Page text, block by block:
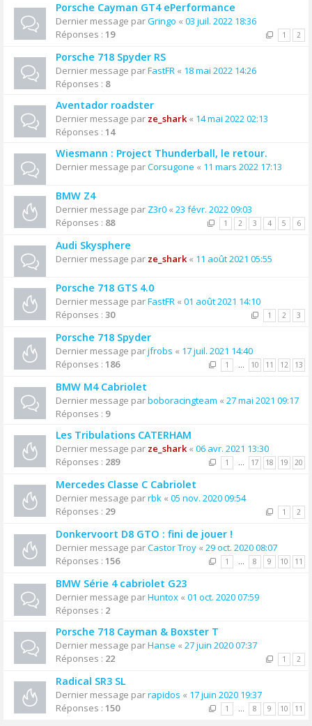
Porsche Cayman GT4 ePerformance
Dernier message parGringo « 03 juil. 2022 18:36
Réponses : 19 1 2
Porsche 718 Spyder RS
Dernier message parFastFR « 18 mai 2022 14:26
Réponses : 8
Aventador roadster
Dernier message par ze_shark« 14 mai 2022 02:13
Réponses : 14
Wiesmann : Project Thunderball, le retour.
Dernier message parCorsugone « 11 mars 2022 17:13
BMW Z4
Dernier message par Z3r0 « 23 févr. 2022 09:03
Réponses : 88 1 2 3 4 5 6
Audi Skysphere
Dernier message par ze_shark« 11 août 2021 05:55
Porsche 718 GTS 4.0
Dernier message parFastFR « 01 août 2021 14:10
Réponses : 30 1 2 3
Porsche 718 Spyder
Dernier message parjfrobs « 17 juil. 2021 14:40
Réponses : 186 1 … 10 11 12 13
BMW M4 Cabriolet
Dernier message parboboracingteam « 27 mai 2021 09:17
Réponses : 9
Les Tribulations CATERHAM
Dernier message par ze_shark« 06 avr. 2021 13:30
Réponses : 289 1 … 17 18 19 20
Mercedes Classe C Cabriolet
Dernier message parrbk « 05 nov. 2020 09:54
Réponses : 29 1 2
Donkervoort D8 GTO : fini de jouer !
Dernier message parCastor Troy « 29 oct. 2020 08:07
Réponses : 156 1 … 8 9 10 11
BMW Série 4 cabriolet G23
Dernier message parHuntox « 01 oct. 2020 07:59
Réponses : 2
Porsche 718 Cayman & Boxster T
Dernier message parHanse « 27 juin 2020 07:37
Réponses : 22 1 2
Radical SR3 SL
Dernier message parrapidos « 17 juin 2020 19:37
Réponses : 150 1 … 8 9 10 11